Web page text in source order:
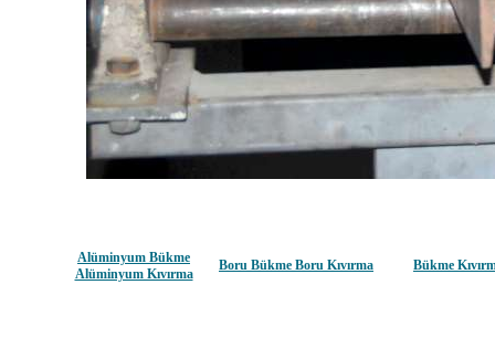
Alüminyum Bükme
Alüminyum Kıvırma
Boru Bükme Boru Kıvırma Bükme